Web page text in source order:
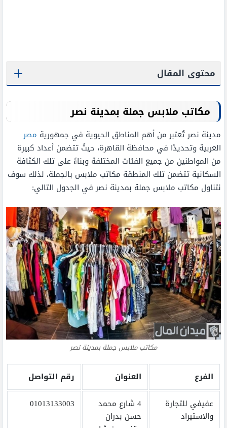
محتوى المقال
مكاتب ملابس جملة بمدينة نصر
مدينة نصر تُعتبر من أهم المناطق الحيوية في جمهورية مصر
العربية وتحديدًا في محافظة القاهرة، حيثُ تتضمن أعداد كبيرة
من المواطنين من جميع الفئات المختلفة وبناءً على تلك الكثافة
السكانية تتضمن تلك المنطقة مكاتب ملابس بالجملة، لذلك سوف
نتناول مكاتب ملابس جملة بمدينة نصر في الجدول التالي:
مكاتب ملابس جملة بمدينة نصر
الفرع العنوان
رقم التواصل
عفيفي للتجارة
والاستيراد
4 شارع محمد
حسن بدران
01013133003